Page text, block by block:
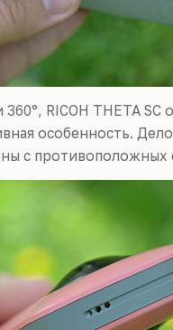
RICOH THETA SC
особенность.
с противоположных